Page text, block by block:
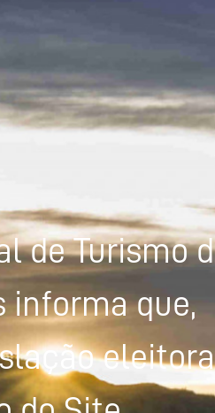
de Turismo
informa que,